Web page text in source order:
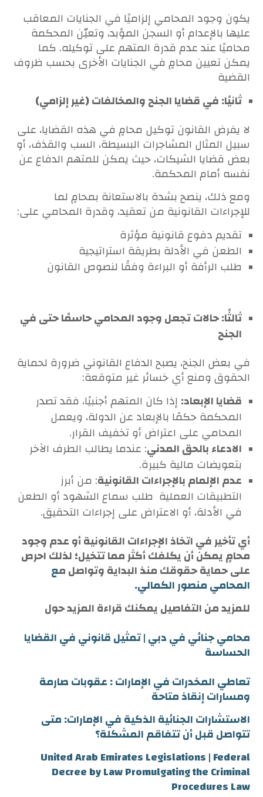
يكون وجود المحامي إلزاميًا في الجنايات المعاقب
عليها بالإعدام أو السجن المؤبد، وتعيّن المحكمة
محاميًا عند عدم قدرة المتهم على توكيله. كما
يمكن تعيين محامٍ في الجنايات الأخرى بحسب ظروف
القضية
ثانيًا: في قضايا الجنح والمخالفات (غير إلزامي)
لا يفرض القانون توكيل محامٍ في هذه القضايا، على
سبيل المثال المشاجرات البسيطة، السب والقذف، أو
بعض قضايا الشيكات، حيث يمكن للمتهم الدفاع عن
نفسه أمام المحكمة.
ومع ذلك، ينصح بشدة بالاستعانة بمحامٍ لما
للإجراءات القانونية من تعقيد، وقدرة المحامي على:
تقديم دفوع قانونية مؤثرة
الطعن في الأدلة بطريقة استراتيجية
طلب الرأفة أو البراءة وفقًا لنصوص القانون
ثالثًا: حالات تجعل وجود المحامي حاسمًا حتى في
الجنح
في بعض الجنح، يصبح الدفاع القانوني ضرورة لحماية
الحقوق ومنع أي خسائر غير متوقعة:
قضايا الإبعاد: إذا كان المتهم أجنبيًا، فقد تصدر
المحكمة حكمًا بالإبعاد عن الدولة، ويعمل
المحامي على اعتراض أو تخفيف القرار.
الادعاء بالحق المدني: عندما يطالب الطرف الآخر
بتعويضات مالية كبيرة.
عدم الإلمام بالإجراءات القانونية: من أبرز
التطبيقات العملية طلب سماع الشهود أو الطعن
في الأدلة، أو الاعتراض على إجراءات التحقيق.
أي تأخير في اتخاذ الإجراءات القانونية أو عدم وجود
محامٍ يمكن أن يكلفك أكثر مما تتخيل؛ لذلك احرص
على حماية حقوقك منذ البداية وتواصل مع
المحامي منصور الكمالي.
للمزيد من التفاصيل يمكنك قراءة المزيد حول
محامي جنائي في دبي | تمثيل قانوني في القضايا
الحساسة
تعاطي المخدرات في الإمارات : عقوبات صارمة
ومسارات إنقاذ متاحة
الاستشارات الجنائية الذكية في الإمارات: متى
تتواصل قبل أن تتفاقم المشكلة؟
United Arab Emirates Legislations | Federal
Decree by Law Promulgating the Criminal
Procedures Law